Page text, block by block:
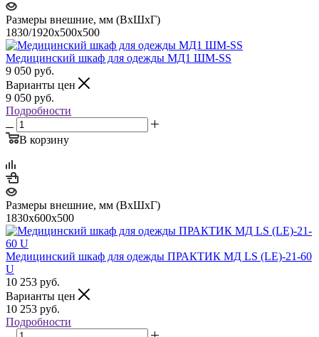
Размеры внешние, мм (ВхШхГ)
1830/1920x500x500
Медицинский шкаф для одежды МД1 ШМ-SS
9 050 руб.
Варианты цен
9 050 руб.
Подробности
В корзину
Размеры внешние, мм (ВхШхГ)
1830x600x500
Медицинский шкаф для одежды ПРАКТИК МД LS (LE)-21-60
U
10 253 руб.
Варианты цен
10 253 руб.
Подробности